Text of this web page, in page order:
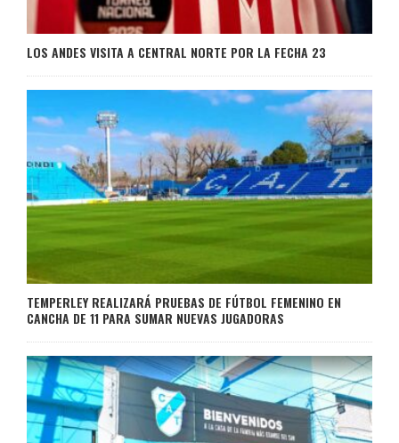
LOS ANDES VISITA A CENTRAL NORTE POR LA FECHA 23
TEMPERLEY REALIZARÁ PRUEBAS DE FÚTBOL FEMENINO EN
CANCHA DE 11 PARA SUMAR NUEVAS JUGADORAS